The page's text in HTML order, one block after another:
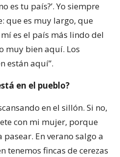
es tu país?’. Yo siempre
que es muy largo, que
es el país más lindo del
muy bien aquí. Los
están aquí”.
en el pueblo?
en el sillón. Si no,
con mi mujer, porque
En verano salgo a
tenemos fincas de cerezas